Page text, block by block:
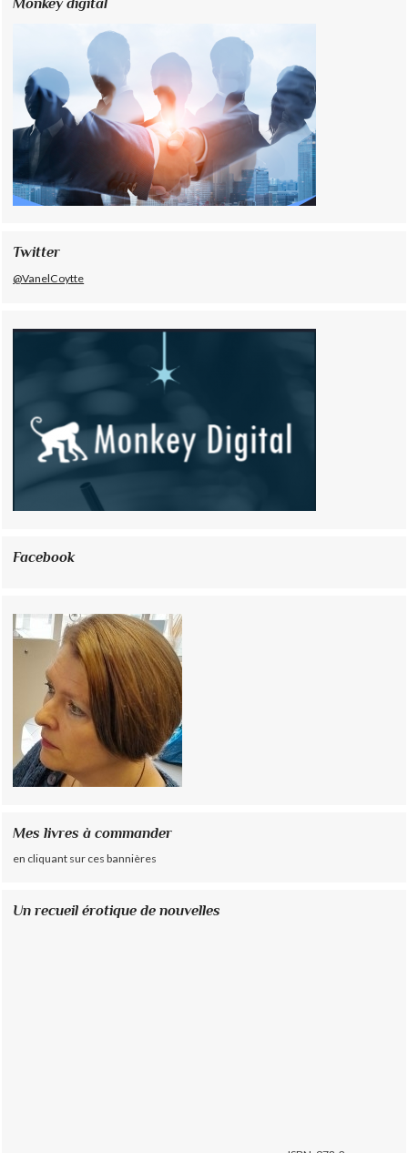
Twitter
@VanelCoytte
Facebook
Mes livres à commander
en cliquant sur ces bannières
Un recueil érotique de nouvelles